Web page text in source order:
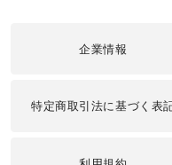
企業情報
特定商取引法に基づく表